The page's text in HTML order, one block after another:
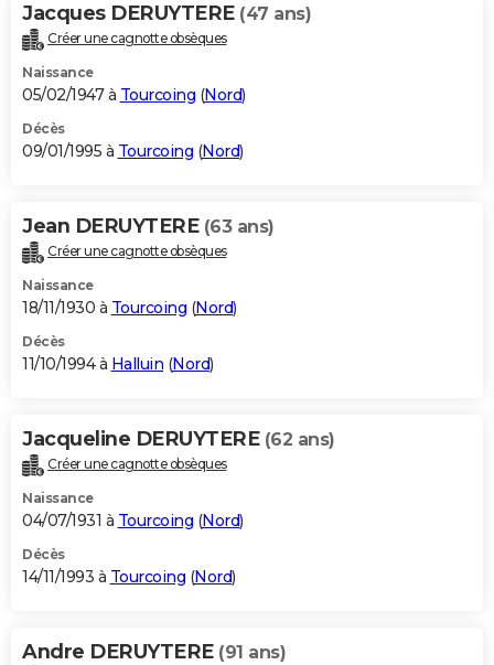
Jacques DERUYTERE (47 ans)
Créer une cagnotte obsèques
Naissance
05/02/1947 à Tourcoing (Nord)
Décès
09/01/1995 à Tourcoing (Nord)
Jean DERUYTERE (63 ans)
Créer une cagnotte obsèques
Naissance
18/11/1930 à Tourcoing (Nord)
Décès
11/10/1994 à Halluin (Nord)
Jacqueline DERUYTERE (62 ans)
Créer une cagnotte obsèques
Naissance
04/07/1931 à Tourcoing (Nord)
Décès
14/11/1993 à Tourcoing (Nord)
Andre DERUYTERE (91 ans)